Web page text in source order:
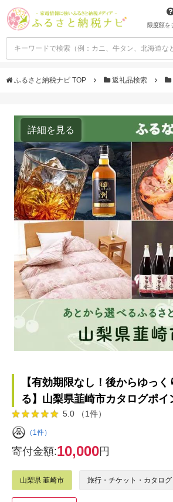
限度額を
ふるさと納税ナビ TOP 返礼品検索
詳細を見る
【有効期限なし！後からゆっ
る】山梨県韮崎市カタログポイ
5.0 （1件）
（1件）
寄付金額:10,000円
山梨県 韮崎市 旅行・チケット・カタログ